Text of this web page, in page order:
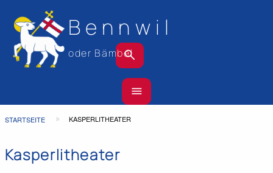
Bennwil
oder Bämbel
search
Hauptnavigation
Top
Bar
menu
Pfadnavigation
STARTSEITE KASPERLITHEATER
Kasperlitheater